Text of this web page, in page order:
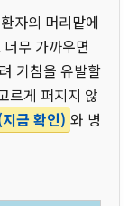
자의 머리맡에
무 가까우면
기침을 유발할
르게 퍼지지 않
금 확인) 와 병